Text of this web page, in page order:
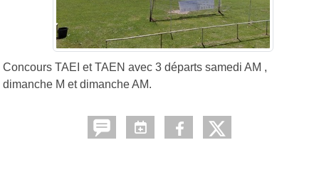
Concours TAEI et TAEN avec 3 départs samedi AM ,
dimanche M et dimanche AM.